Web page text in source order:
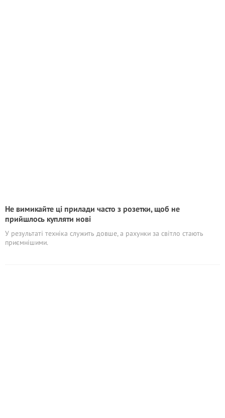
Не вимикайте ці прилади часто з розетки, щоб не
прийшлось купляти нові
У результаті техніка служить довше, а рахунки за світло стають
приємнішими.